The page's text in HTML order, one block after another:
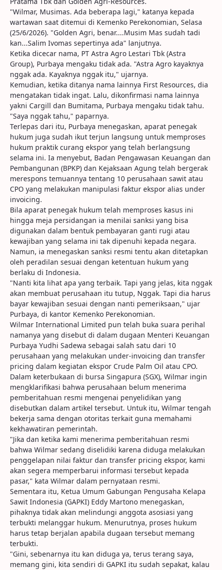
"Wilmar, Musimas. Ada beberapa lagi," katanya kepada
wartawan saat ditemui di Kemenko Perekonomian, Selasa
(25/6/2026). "Golden Agri, benar....Musim Mas sudah tadi
kan...Salim Ivomas sepertinya ada" lanjutnya.
Ketika dicecar nama, PT Astra Agro Lestari Tbk (Astra
Group), Purbaya mengaku tidak ada. "Astra Agro kayaknya
nggak ada. Kayaknya nggak itu," ujarnya.
Kemudian, ketika ditanya nama lainnya First Resources, dia
mengatakan tidak ingat. Lalu, dikonfirmasi nama lainnya
yakni Cargill dan Bumitama, Purbaya mengaku tidak tahu.
"Saya nggak tahu," paparnya.
Terlepas dari itu, Purbaya menegaskan, aparat penegak
hukum juga sudah ikut terjun langsung untuk memproses
hukum praktik curang ekspor yang telah berlangsung
selama ini. Ia menyebut, Badan Pengawasan Keuangan dan
Pembangunan (BPKP) dan Kejaksaan Agung telah bergerak
merespons temuannya tentang 10 perusahaan sawit atau
CPO yang melakukan manipulasi faktur ekspor alias under
invoicing.
Bila aparat penegak hukum telah memproses kasus ini
hingga meja persidangan ia menilai sanksi yang bisa
digunakan dalam bentuk pembayaran ganti rugi atau
kewajiban yang selama ini tak dipenuhi kepada negara.
Namun, ia menegaskan sanksi resmi tentu akan ditetapkan
oleh peradilan sesuai dengan ketentuan hukum yang
berlaku di Indonesia.
"Nanti kita lihat apa yang terbaik. Tapi yang jelas, kita nggak
akan membuat perusahaan itu tutup, Nggak. Tapi dia harus
bayar kewajiban sesuai dengan nanti pemeriksaan," ujar
Purbaya, di kantor Kemenko Perekonomian.
Wilmar International Limited pun telah buka suara perihal
namanya yang disebut di dalam dugaan Menteri Keuangan
Purbaya Yudhi Sadewa sebagai salah satu dari 10
perusahaan yang melakukan under-invoicing dan transfer
pricing dalam kegiatan ekspor Crude Palm Oil atau CPO.
Dalam keterbukaan di bursa Singapura (SGX), Wilmar ingin
mengklarifikasi bahwa perusahaan belum menerima
pemberitahuan resmi mengenai penyelidikan yang
disebutkan dalam artikel tersebut. Untuk itu, Wilmar tengah
bekerja sama dengan otoritas terkait guna memahami
kekhawatiran pemerintah.
"Jika dan ketika kami menerima pemberitahuan resmi
bahwa Wilmar sedang diselidiki karena diduga melakukan
penggelapan nilai faktur dan transfer pricing ekspor, kami
akan segera memperbarui informasi tersebut kepada
pasar," kata Wilmar dalam pernyataan resmi.
Sementara itu, Ketua Umum Gabungan Pengusaha Kelapa
Sawit Indonesia (GAPKI) Eddy Martono menegaskan,
pihaknya tidak akan melindungi anggota asosiasi yang
terbukti melanggar hukum. Menurutnya, proses hukum
harus tetap berjalan apabila dugaan tersebut memang
terbukti.
"Gini, sebenarnya itu kan diduga ya, terus terang saya,
memang gini, kita sendiri di GAPKI itu sudah sepakat, kalau